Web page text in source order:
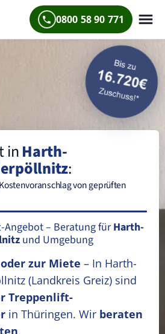
0800 58 90 771
inHarth-
:
von geprüften
– Beratung fürHarth-
und Umgebung
zur Miete – In Harth-
(Landkreis Greiz) sind
Treppenlift-
in Thüringen. Wir beraten
,